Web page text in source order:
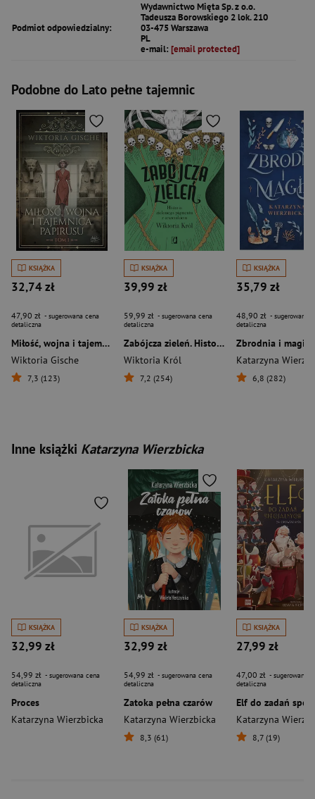
Podmiot odpowiedzialny:
Wydawnictwo Mięta Sp. z o.o.
Tadeusza Borowskiego 2 lok. 210
03-475 Warszawa
PL
e-mail: [email protected]
Podobne do Lato pełne tajemnic
KSIĄŻKA
32,74 zł
47,90 zł - sugerowana cena
detaliczna
Miłość, wojna i tajemnica papirusu. Tom 1
Wiktoria Gische
7,3 (123)
KSIĄŻKA
39,99 zł
59,99 zł - sugerowana cena
detaliczna
Zabójcza zieleń. Historia zielonego pigmentu z arszenikiem
Wiktoria Król
7,2 (254)
KSIĄŻKA
35,79 zł
48,90 zł - sugerowana
detaliczna
Zbrodnia i magia
Katarzyna
6,8 (282)
Inne książki Katarzyna Wierzbicka
KSIĄŻKA
32,99 zł
54,99 zł - sugerowana cena
detaliczna
Proces
Katarzyna Wierzbicka
KSIĄŻKA
32,99 zł
54,99 zł - sugerowana cena
detaliczna
Zatoka pełna czarów
Katarzyna Wierzbicka
8,3 (61)
KSIĄŻKA
27,99 zł
47,00 zł - sugerowana
detaliczna
Katarzyna
8,7 (19)